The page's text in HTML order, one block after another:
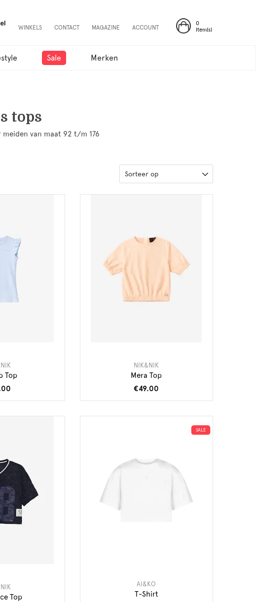
0
Item(s)
WINKELS CONTACT MAGAZINE ACCOUNT
Sale Merken
tops
van maat 92 t/m 176
Sorteer op
Top
NIK&NIK
Mera Top
€49.00
Top
SALE
AI&KO
T-Shirt